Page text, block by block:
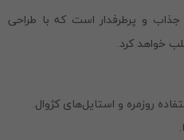
و پرطرفدار است که با طراحی
خواهد کرد.
روزمره و استایل‌های کژوال.